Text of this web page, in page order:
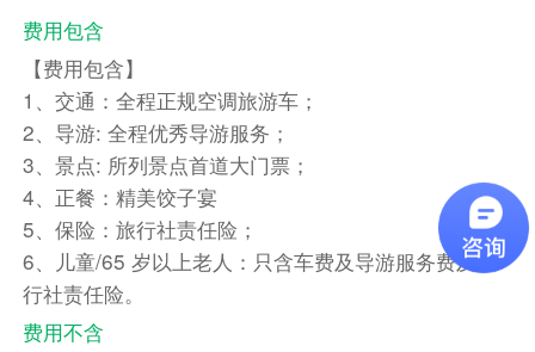
费用包含
【费用包含】
1、交通：全程正规空调旅游车；
2、导游: 全程优秀导游服务；
3、景点: 所列景点首道大门票；
4、正餐：精美饺子宴
5、保险：旅行社责任险；
6、儿童/65 岁以上老人：只含车费及导游服务费及旅
行社责任险。
费用不含